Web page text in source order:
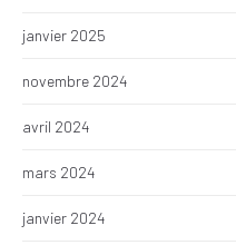
janvier 2025
novembre 2024
avril 2024
mars 2024
janvier 2024